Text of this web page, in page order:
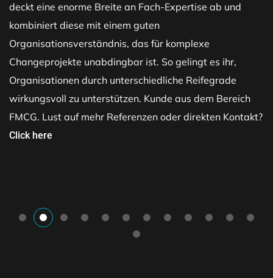
deckt eine enorme Breite an Fach-Expertise ab und
kombiniert diese mit einem guten
Organisationsverständnis, das für komplexe
Changeprojekte unabdingbar ist. So gelingt es ihr,
Organisationen durch unterschiedliche Reifegrade
wirkungsvoll zu unterstützen. Kunde aus dem Bereich
FMCG. Lust auf mehr Referenzen oder direkten Kontakt?
Click here